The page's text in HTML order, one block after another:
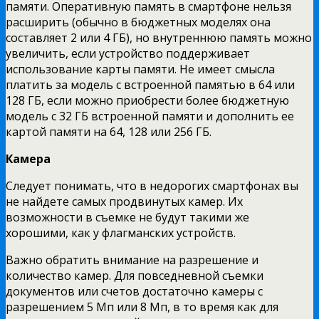
памяти. Оперативную память в смартфоне нельзя
расширить (обычно в бюджетных моделях она
составляет 2 или 4 ГБ), но внутреннюю память можно
увеличить, если устройство поддерживает
использование карты памяти. Не имеет смысла
платить за модель с встроенной памятью в 64 или
128 ГБ, если можно приобрести более бюджетную
модель с 32 ГБ встроенной памяти и дополнить ее
картой памяти на 64, 128 или 256 ГБ.
Камера
Следует понимать, что в недорогих смартфонах вы
не найдете самых продвинутых камер. Их
возможности в съемке не будут такими же
хорошими, как у флагманских устройств.
Важно обратить внимание на разрешение и
количество камер. Для повседневной съемки
документов или счетов достаточно камеры с
разрешением 5 Мп или 8 Мп, в то время как для